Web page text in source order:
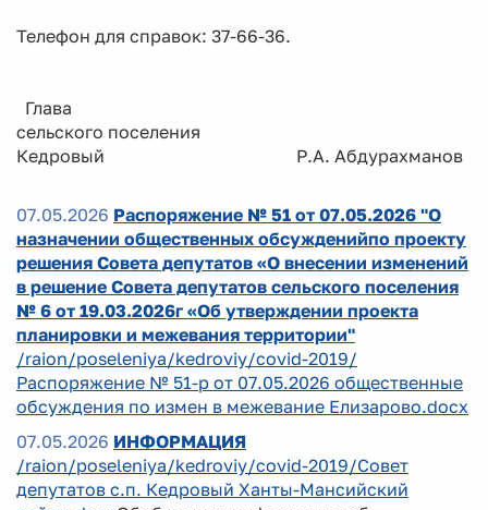
Телефон для справок: 37-66-36.
Глава
сельского поселения
Кедровый Р.А. Абдурахманов
07.05.2026 Распоряжение № 51 от 07.05.2026 "О
назначении общественных обсужденийпо проекту
решения Совета депутатов «О внесении изменений
в решение Совета депутатов сельского поселения
№ 6 от 19.03.2026г «Об утверждении проекта
планировки и межевания территории"
/raion/poseleniya/kedroviy/covid-2019/
Распоряжение № 51-р от 07.05.2026 общественные
обсуждения по измен в межевание Елизарово.docx
07.05.2026 ИНФОРМАЦИЯ
/raion/poseleniya/kedroviy/covid-2019/Совет
депутатов с.п. Кедровый Ханты-Мансийский